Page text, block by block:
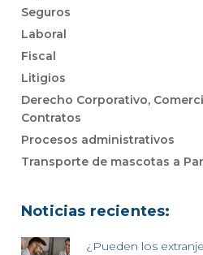
Seguros
Laboral
Fiscal
Litigios
Derecho Corporativo,
Contratos
Procesos administrativos
Transporte de mascotas a
Noticias recientes:
¿Pueden los